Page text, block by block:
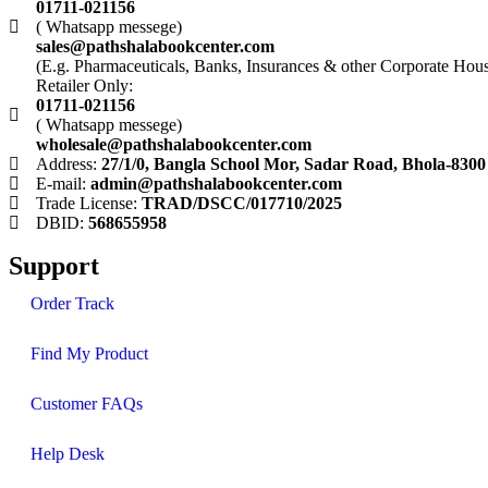
01711-021156
( Whatsapp messege)
sales@pathshalabookcenter.com
(E.g. Pharmaceuticals, Banks, Insurances & other Corporate
Retailer Only:
01711-021156
( Whatsapp messege)
wholesale@pathshalabookcenter.com
Address: 27/1/0, Bangla School Mor, Sadar Road, Bhola-8300
E-mail: admin@pathshalabookcenter.com
Trade License: TRAD/DSCC/017710/2025
DBID: 568655958
Support
Order Track
Find My Product
Customer FAQs
Help Desk